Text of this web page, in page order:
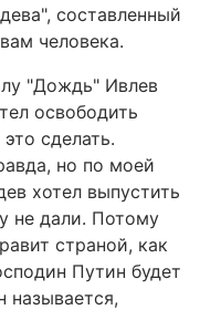
составленный
человека.
"Дождь" Ивлев
освободить
сделать.
но по моей
хотел выпустить
не дали. Потому
страной, как
Путин будет
называется,